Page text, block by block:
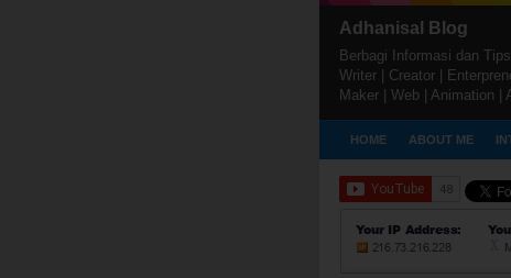
Adhanisal Blog
Berbagi Informasi dan
Writer | Creator |
Maker | Web | Animation |
HOME ABOUT ME